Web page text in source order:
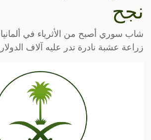
نجح
شاب سوري أصبح من الأثرياء في
زراعة عشبة نادرة تدر عليه آلاف